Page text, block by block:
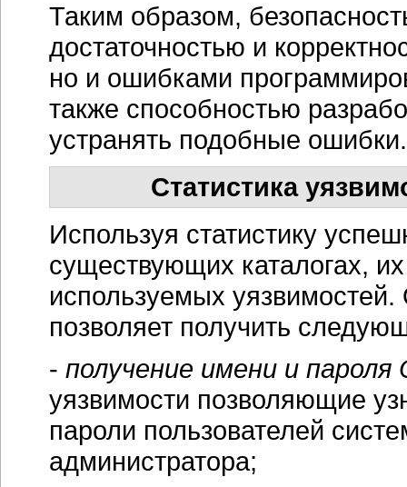
Таким образом,
достаточностью и
но и ошибками
также способностью
устранять подобные ошибки.
Статистика
Используя статистику
существующих каталогах,
используемых
позволяет получить
- получение имени и
уязвимости позволяющие
пароли пользователей
администратора;